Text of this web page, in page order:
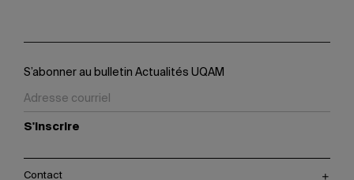
S’abonner au bulletin Actualités UQAM
S'inscrire
Contact